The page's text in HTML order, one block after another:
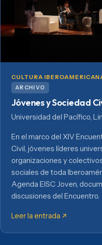
CULTURA
ARCHIVO
Jóvenes y Sociedad
Universidad del Pacífico,
En el marco del XIV
Civil, jóvenes líderes
organizaciones y
sociales de toda
Agenda EISC Joven,
discusiones del Encuentro.
Leer la entrada